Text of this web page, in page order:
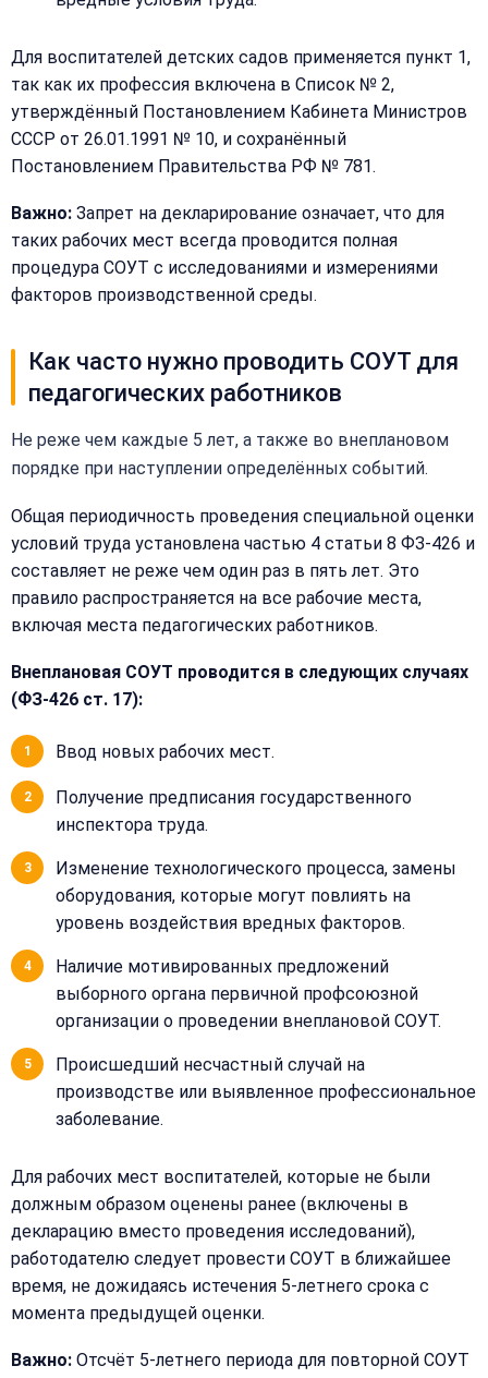
Закрыть
меню
Для воспитателей детских садов применяется пункт 1,
так как их профессия включена в Список № 2,
утверждённый Постановлением Кабинета Министров
СССР от 26.01.1991 № 10, и сохранённый
Постановлением Правительства РФ № 781.
Важно: Запрет на декларирование означает, что для
таких рабочих мест всегда проводится полная
процедура СОУТ с исследованиями и измерениями
факторов производственной среды.
Как часто нужно проводить СОУТ для
педагогических работников
Не реже чем каждые 5 лет, а также во внеплановом
порядке при наступлении определённых событий.
Общая периодичность проведения специальной оценки
условий труда установлена частью 4 статьи 8 ФЗ-426 и
составляет не реже чем один раз в пять лет. Это
правило распространяется на все рабочие места,
включая места педагогических работников.
Внеплановая СОУТ проводится в следующих случаях
(ФЗ-426 ст. 17):
Ввод новых рабочих мест.
Получение предписания государственного
инспектора труда.
Изменение технологического процесса, замены
оборудования, которые могут повлиять на
уровень воздействия вредных факторов.
Наличие мотивированных предложений
выборного органа первичной профсоюзной
организации о проведении внеплановой СОУТ.
Происшедший несчастный случай на
производстве или выявленное профессиональное
заболевание.
Для рабочих мест воспитателей, которые не были
должным образом оценены ранее (включены в
декларацию вместо проведения исследований),
работодателю следует провести СОУТ в ближайшее
время, не дожидаясь истечения 5-летнего срока с
момента предыдущей оценки.
Важно: Отсчёт 5-летнего периода для повторной СОУТ
Написать
нам
Бесплатная
консультация
Оставьте